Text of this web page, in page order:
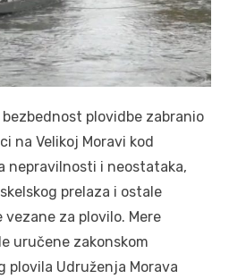
bezbednost plovidbe zabranio
na Velikoj Moravi kod
nepravilnosti i neostataka,
prelaza i ostale
za plovilo. Mere
uručene zakonskom
plovila Udruženja Morava